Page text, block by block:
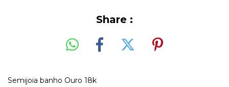
Share :
Semijoia banho Ouro 18k